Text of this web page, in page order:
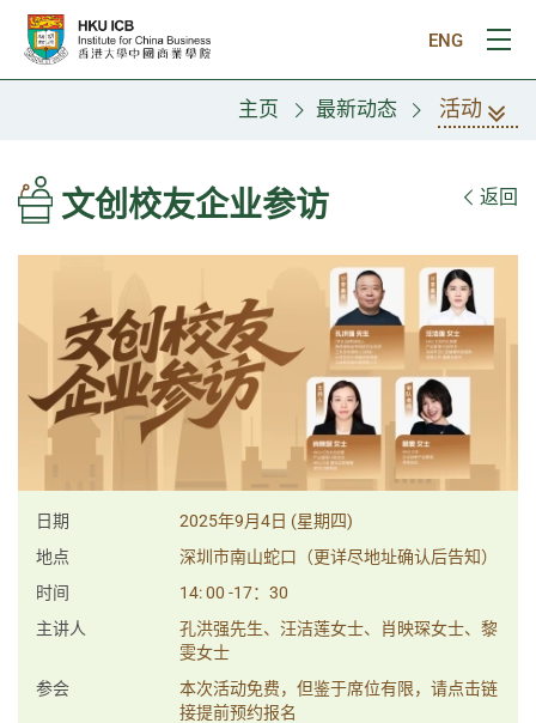
跳往主要内容
ENG
打
主页 最新动态 活动
文创校友企业参访 返回
日期
2025年9月4日 (星期四)
地点
深圳市南山蛇口（更详尽地址确认后告知）
时间
14: 00 -17：30
主讲人
孔洪强先生、汪洁莲女士、肖映琛女士、黎
雯女士
参会
本次活动免费，但鉴于席位有限，请点击链
接提前预约报名